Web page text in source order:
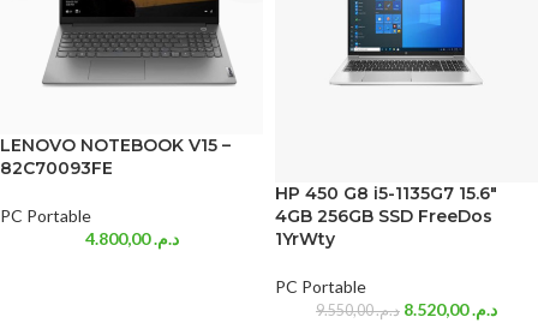
LENOVO NOTEBOOK V15 –
82C70093FE
PC Portable
د.م.4.800,00
HP 450 G8 i5-1135G7 15.6″
4GB 256GB SSD FreeDos
1YrWty
PC Portable
د.م.9.550,00 د.م.8.520,00